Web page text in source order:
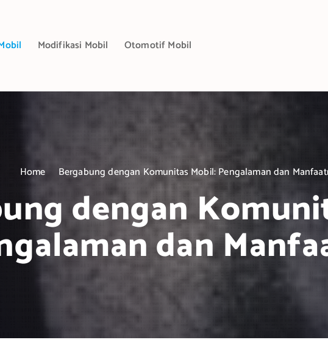
Modifikasi Mobil Otomotif Mobil
Home Bergabung dengan Komunitas Mobil: Pengalaman dan
dengan
dan